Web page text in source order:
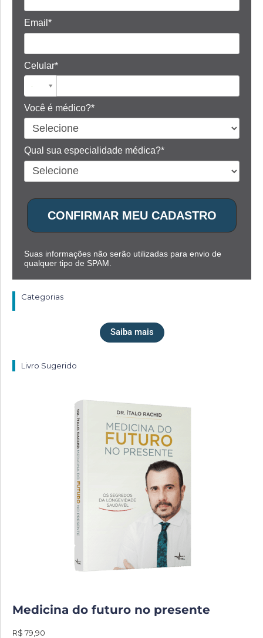
Email*
Celular*
Você é médico?*
Qual sua especialidade médica?*
CONFIRMAR MEU CADASTRO
Suas informações não serão utilizadas para envio de
qualquer tipo de SPAM.
Categorias
Saiba mais
Livro Sugerido
Medicina do futuro no presente
R$ 79,90